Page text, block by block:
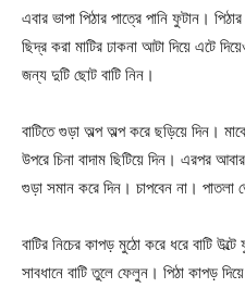
এবার ভাপা পিঠার পাত্রে পানি ফুটান।
ছিদ্র করা মাটির ঢাকনা আটা দিয়ে এটে
জন্য দুটি ছোট বাটি নিন।
বাটিতে গুড়া অল্প অল্প করে ছড়িয়ে দিন।
উপরে চিনা বাদাম ছিটিয়ে দিন। এরপর
গুড়া সমান করে দিন। চাপবেন না। পাতলা
বাটির নিচের কাপড় মুঠো করে ধরে বাটি
সাবধানে বাটি তুলে ফেলুন। পিঠা কাপড়